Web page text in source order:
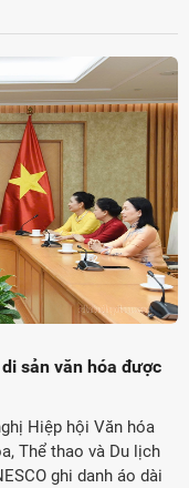
sản văn hóa được
Hiệp hội Văn hóa
Thể thao và Du lịch
ghi danh áo dài